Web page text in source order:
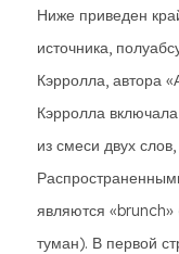
Ниже приведен
источника,
Кэрролла, автора
Кэрролла
из смеси двух
являются
туман). В первой